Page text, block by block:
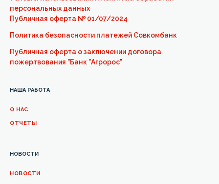
НАША РАБОТА
О НАС
ОТЧЕТЫ
НОВОСТИ
НОВОСТИ
персональных данных
Публичная оферта № 01/07/2024
Политика безопасности платежей Совкомбанк
Публичная оферта о заключении договора
пожертвования "Банк "Агророс"